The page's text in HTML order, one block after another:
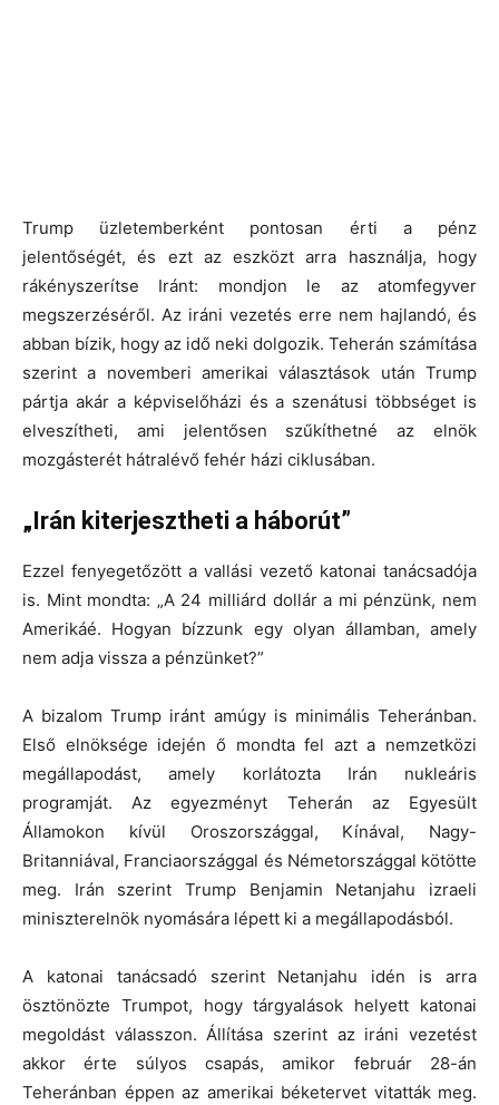
Trump üzletemberként pontosan érti a pénz
jelentőségét, és ezt az eszközt arra használja, hogy
rákényszerítse Iránt: mondjon le az atomfegyver
megszerzéséről. Az iráni vezetés erre nem hajlandó, és
abban bízik, hogy az idő neki dolgozik. Teherán számítása
szerint a novemberi amerikai választások után Trump
pártja akár a képviselőházi és a szenátusi többséget is
elveszítheti, ami jelentősen szűkíthetné az elnök
mozgásterét hátralévő fehér házi ciklusában.
„Irán kiterjesztheti a háborút”
Ezzel fenyegetőzött a vallási vezető katonai tanácsadója
is. Mint mondta: „A 24 milliárd dollár a mi pénzünk, nem
Amerikáé. Hogyan bízzunk egy olyan államban, amely
nem adja vissza a pénzünket?”
A bizalom Trump iránt amúgy is minimális Teheránban.
Első elnöksége idején ő mondta fel azt a nemzetközi
megállapodást, amely korlátozta Irán nukleáris
programját. Az egyezményt Teherán az Egyesült
Államokon kívül Oroszországgal, Kínával, Nagy-
Britanniával, Franciaországgal és Németországgal kötötte
meg. Irán szerint Trump Benjamin Netanjahu izraeli
miniszterelnök nyomására lépett ki a megállapodásból.
A katonai tanácsadó szerint Netanjahu idén is arra
ösztönözte Trumpot, hogy tárgyalások helyett katonai
megoldást válasszon. Állítása szerint az iráni vezetést
akkor érte súlyos csapás, amikor február 28-án
Teheránban éppen az amerikai béketervet vitatták meg.